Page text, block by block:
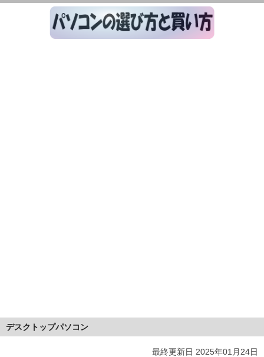
デスクトップパソコン
最終更新日 2025年01月24日